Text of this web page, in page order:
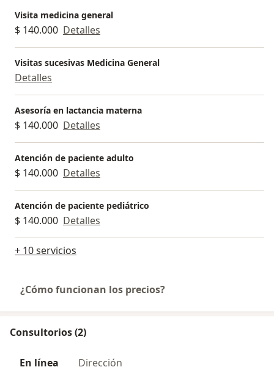
Visita medicina general
$ 140.000 Detalles
Visitas sucesivas Medicina General
Detalles
Asesoría en lactancia materna
$ 140.000 Detalles
Atención de paciente adulto
$ 140.000 Detalles
Atención de paciente pediátrico
$ 140.000 Detalles
+ 10 servicios
¿Cómo funcionan los precios?
Consultorios (2)
En línea Dirección